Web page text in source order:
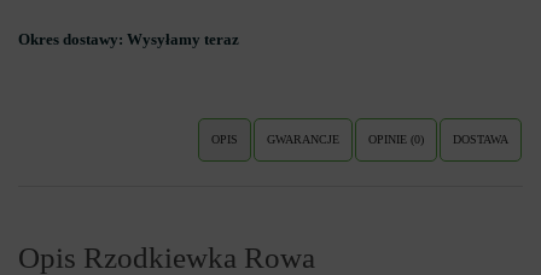
Okres dostawy: Wysyłamy teraz
OPIS GWARANCJE OPINIE (0) DOSTAWA
Opis Rzodkiewka Rowa